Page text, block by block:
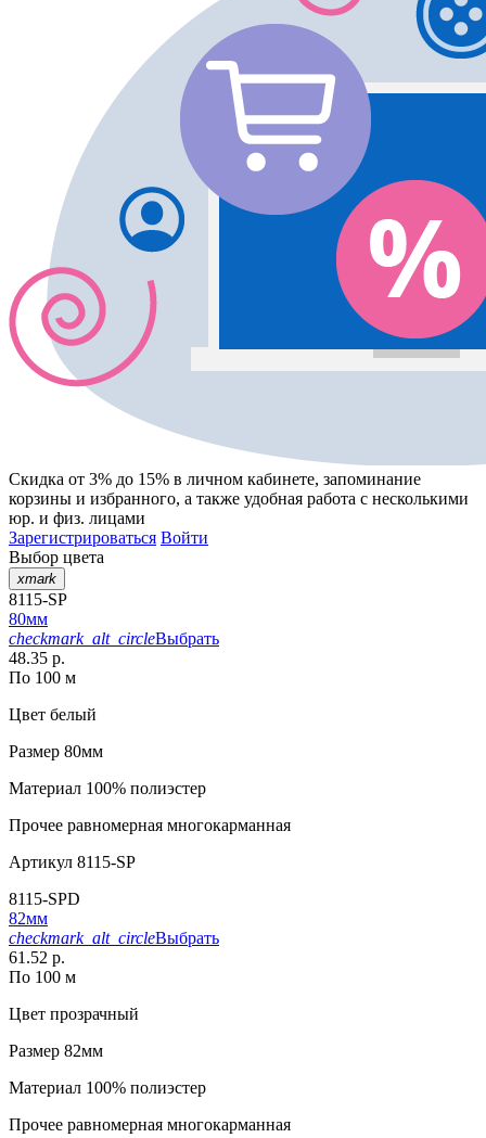
Скидка от 3% до 15% в личном кабинете, запоминание
корзины и избранного, а также удобная работа с несколькими
юр. и физ. лицами
Зарегистрироваться Войти
Выбор цвета
xmark
8115-SP
80мм
checkmark_alt_circleВыбрать
48.35 р.
По 100 м
Цвет белый
Размер 80мм
Материал 100% полиэстер
Прочее равномерная многокарманная
Артикул 8115-SP
8115-SPD
82мм
checkmark_alt_circleВыбрать
61.52 р.
По 100 м
Цвет прозрачный
Размер 82мм
Материал 100% полиэстер
Прочее равномерная многокарманная